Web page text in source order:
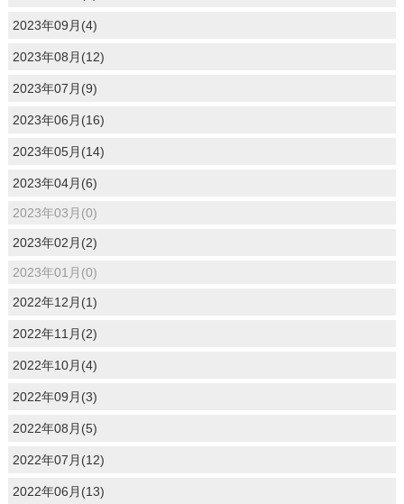
2023年09月(4)
2023年08月(12)
2023年07月(9)
2023年06月(16)
2023年05月(14)
2023年04月(6)
2023年03月(0)
2023年02月(2)
2023年01月(0)
2022年12月(1)
2022年11月(2)
2022年10月(4)
2022年09月(3)
2022年08月(5)
2022年07月(12)
2022年06月(13)